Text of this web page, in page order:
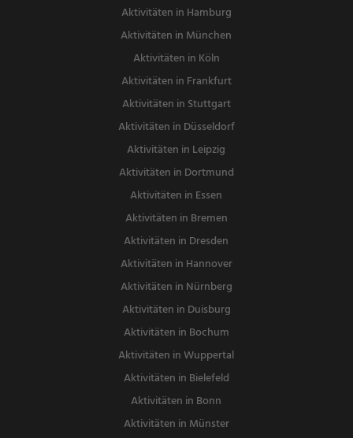
Aktivitäten in Hamburg
Aktivitäten in München
Aktivitäten in Köln
Aktivitäten in Frankfurt
Aktivitäten in Stuttgart
Aktivitäten in Düsseldorf
Aktivitäten in Leipzig
Aktivitäten in Dortmund
Aktivitäten in Essen
Aktivitäten in Bremen
Aktivitäten in Dresden
Aktivitäten in Hannover
Aktivitäten in Nürnberg
Aktivitäten in Duisburg
Aktivitäten in Bochum
Aktivitäten in Wuppertal
Aktivitäten in Bielefeld
Aktivitäten in Bonn
Aktivitäten in Münster